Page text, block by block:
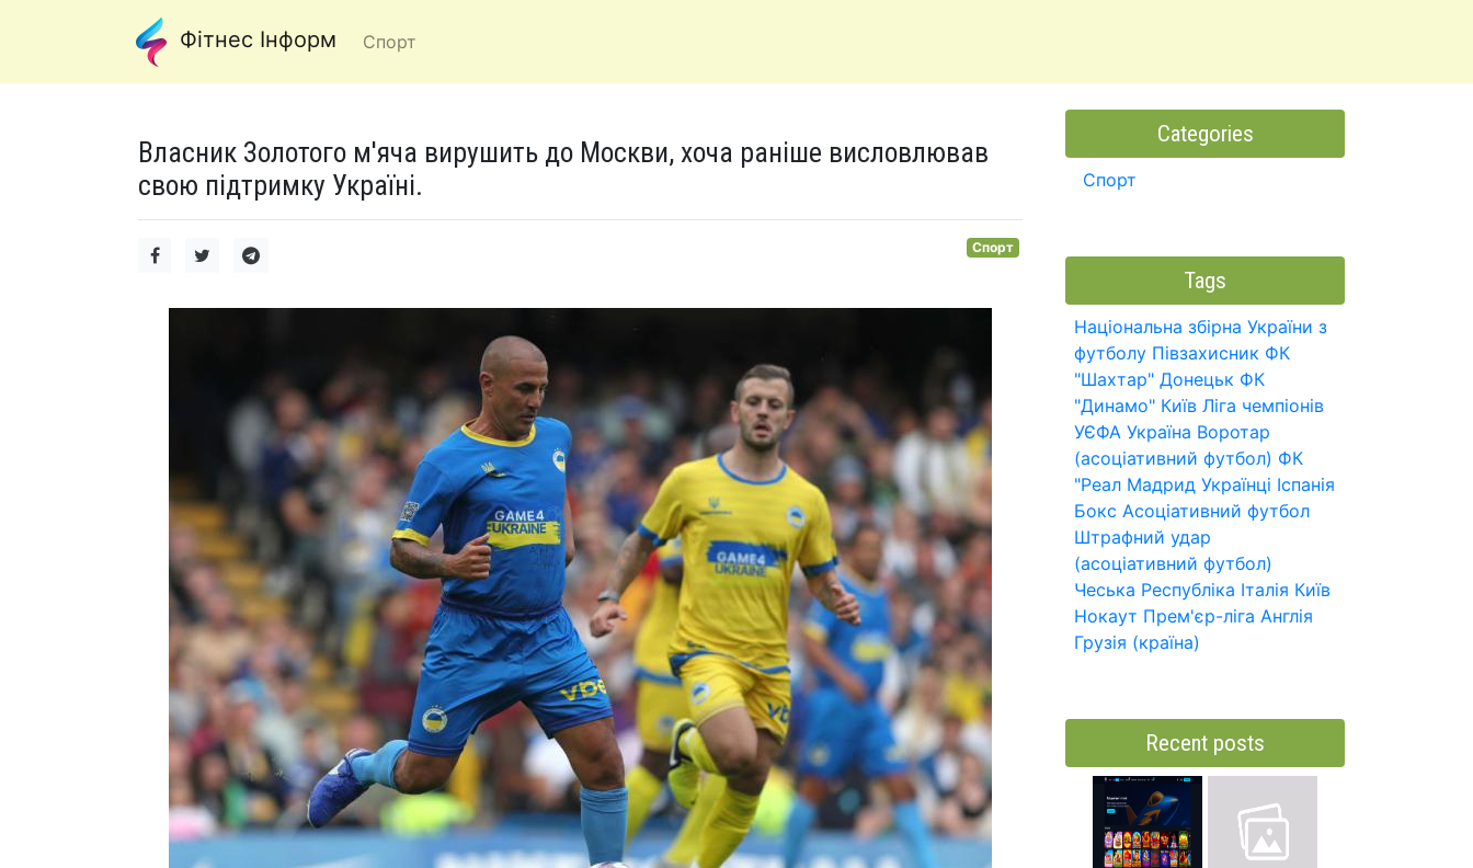
Фітнес Інформ Спорт
Власник Золотого м'яча вирушить до Москви, хоча раніше висловлював
свою підтримку Україні.
Спорт
Categories
Спорт
Tags
Національна збірна України з
футболу Півзахисник ФК
"Шахтар" Донецьк ФК
"Динамо" Київ Ліга чемпіонів
УЄФА Україна Воротар
(асоціативний футбол) ФК
"Реал Мадрид Українці Іспанія
Бокс Асоціативний футбол
Штрафний удар
(асоціативний футбол)
Чеська Республіка Італія Київ
Нокаут Прем'єр-ліга Англія
Грузія (країна)
Recent posts